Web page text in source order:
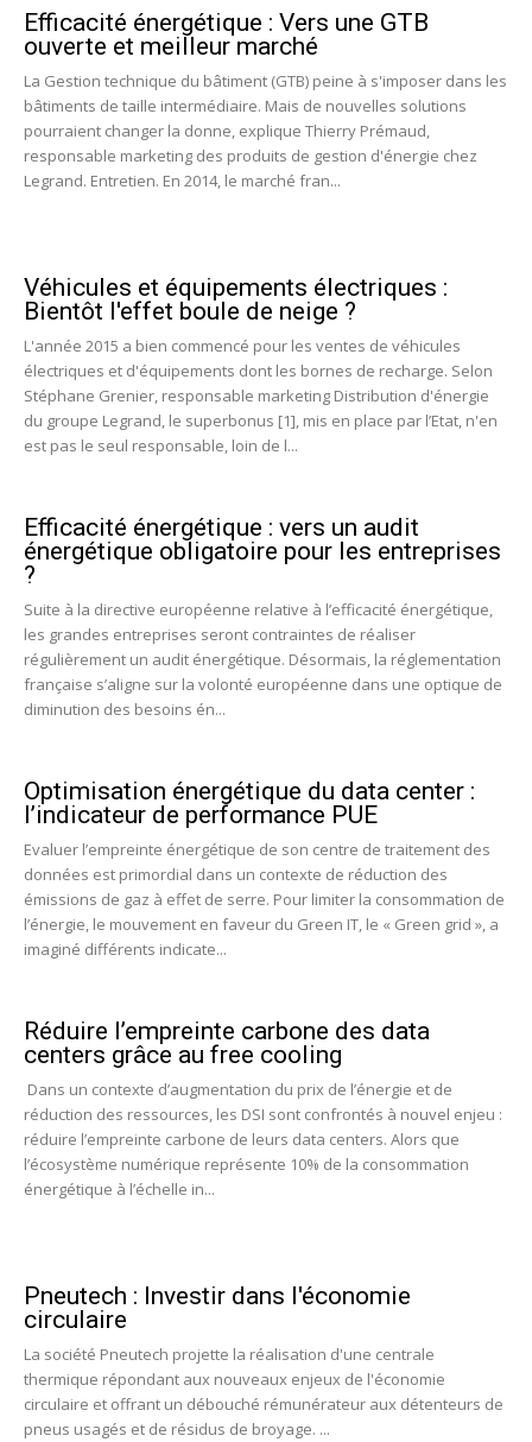
Efficacité énergétique : Vers une GTB
ouverte et meilleur marché
La Gestion technique du bâtiment (GTB) peine à s'imposer dans les
bâtiments de taille intermédiaire. Mais de nouvelles solutions
pourraient changer la donne, explique Thierry Prémaud,
responsable marketing des produits de gestion d'énergie chez
Legrand. Entretien. En 2014, le marché fran...
Véhicules et équipements électriques :
Bientôt l'effet boule de neige ?
L'année 2015 a bien commencé pour les ventes de véhicules
électriques et d'équipements dont les bornes de recharge. Selon
Stéphane Grenier, responsable marketing Distribution d'énergie
du groupe Legrand, le superbonus [1], mis en place par l’Etat, n'en
est pas le seul responsable, loin de l...
Efficacité énergétique : vers un audit
énergétique obligatoire pour les entreprises
?
Suite à la directive européenne relative à l’efficacité énergétique,
les grandes entreprises seront contraintes de réaliser
régulièrement un audit énergétique. Désormais, la réglementation
française s’aligne sur la volonté européenne dans une optique de
diminution des besoins én...
Optimisation énergétique du data center :
l’indicateur de performance PUE
Evaluer l’empreinte énergétique de son centre de traitement des
données est primordial dans un contexte de réduction des
émissions de gaz à effet de serre. Pour limiter la consommation de
l’énergie, le mouvement en faveur du Green IT, le « Green grid », a
imaginé différents indicate...
Réduire l’empreinte carbone des data
centers grâce au free cooling
Dans un contexte d’augmentation du prix de l’énergie et de
réduction des ressources, les DSI sont confrontés à nouvel enjeu :
réduire l’empreinte carbone de leurs data centers. Alors que
l’écosystème numérique représente 10% de la consommation
énergétique à l’échelle in...
Pneutech : Investir dans l'économie
circulaire
La société Pneutech projette la réalisation d'une centrale
thermique répondant aux nouveaux enjeux de l'économie
circulaire et offrant un débouché rémunérateur aux détenteurs de
pneus usagés et de résidus de broyage. ...